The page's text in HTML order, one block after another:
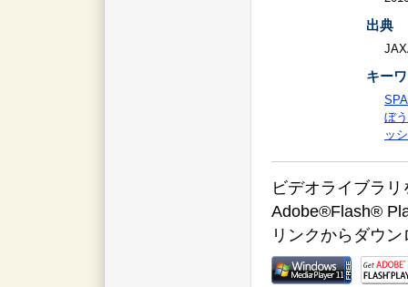
出典
キー
ぼ
ッ
ビデオライブラ
Adobe®Flash®
リンクからダウ